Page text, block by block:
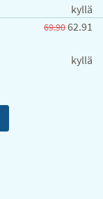
kyllä
69.9062.91
kyllä